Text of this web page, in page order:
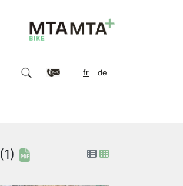
fr de
(1)